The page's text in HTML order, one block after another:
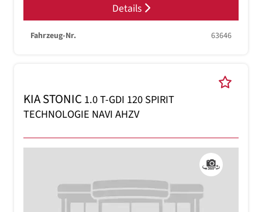
Details
Fahrzeug-Nr. 63646
KIA STONIC 1.0 T-GDI 120 SPIRIT
TECHNOLOGIE NAVI AHZV